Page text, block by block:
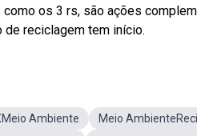
os 3 rs, são ações
reciclagem tem início.
Ambiente Meio